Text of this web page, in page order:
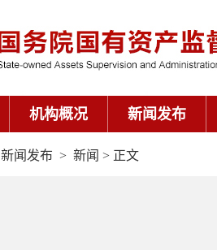
机构概况 新闻发布
新闻发布 > 新闻 > 正文